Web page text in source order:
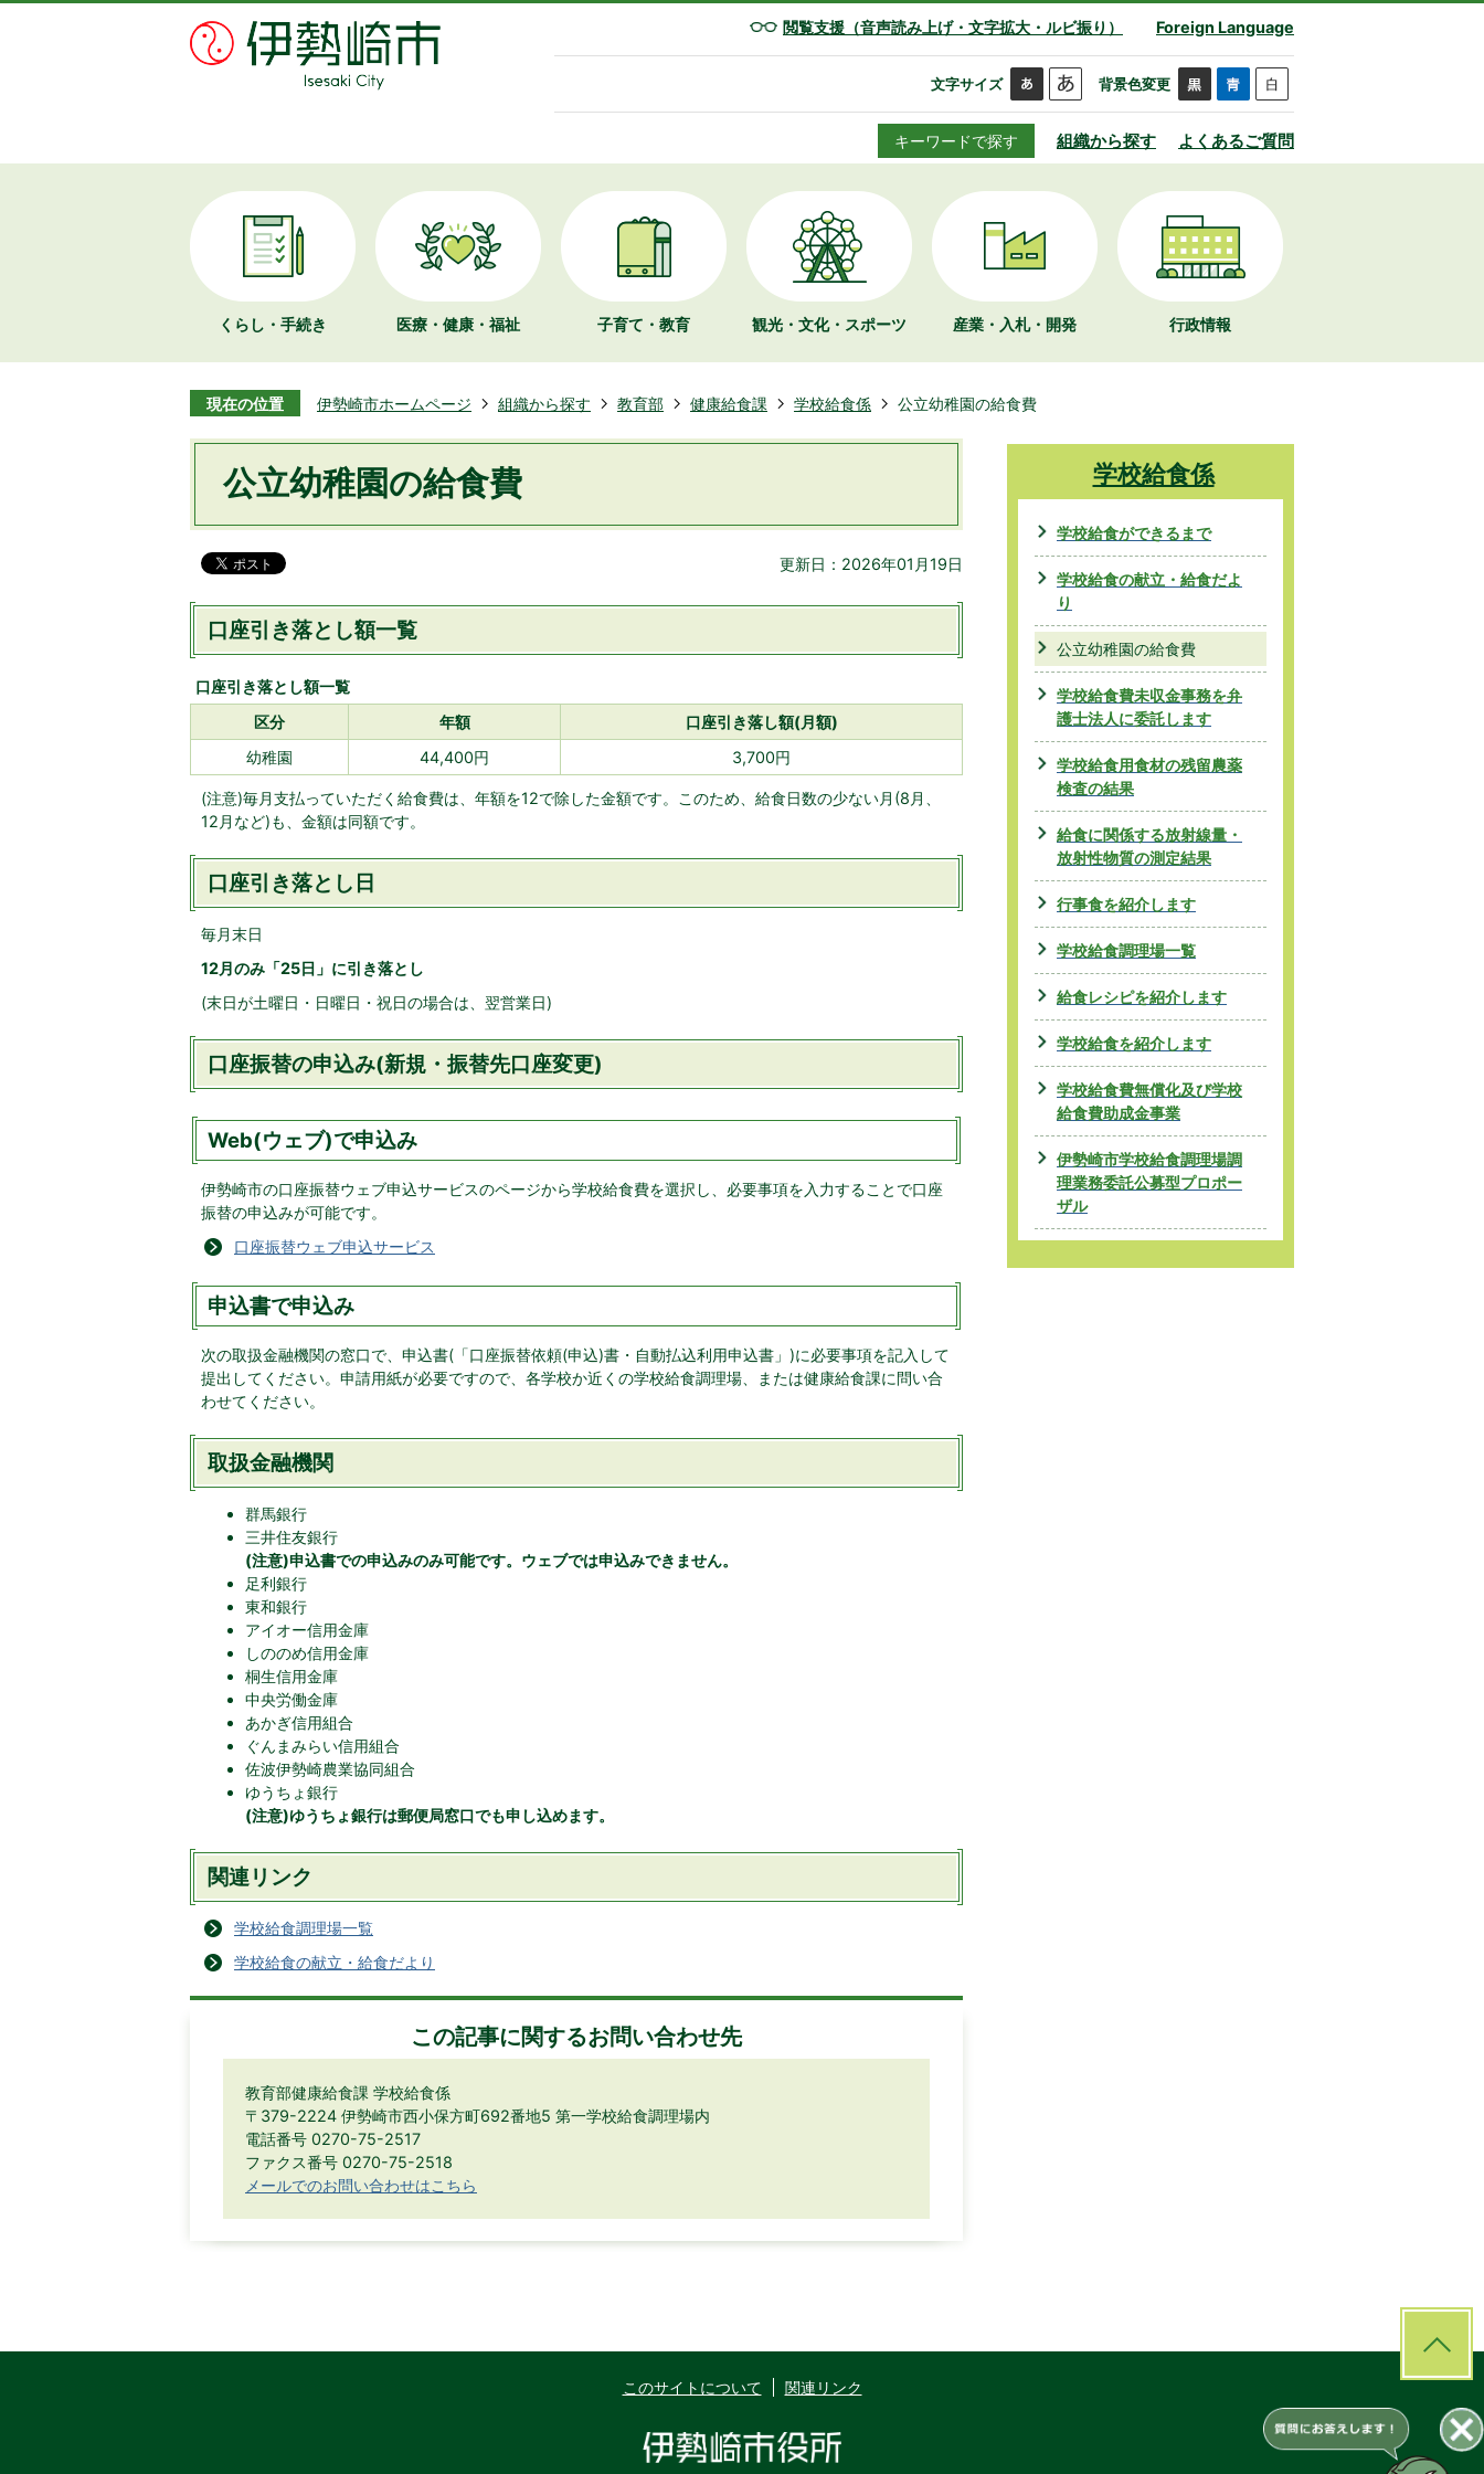
閲覧支援（音声読み上げ・文字拡大・ルビ振り） Foreign Language
文字サイズ 背景色変更
キーワードで探す 組織から探す よくあるご質問
くらし・手続き 医療・健康・福祉 子育て・教育 観光・文化・ スポーツ 産業・入札・開発 行政情報
現在の位置 伊勢崎市ホームページ 組織から探す 教育部 健康給食課 学校給食係 公立幼稚園の給食費
公立幼稚園の給食費
更新日：2026年01月19日
口座引き落とし額一覧
口座引き落とし額一覧
区分
年額
口座引き落し額(月額)
幼稚園
44,400円 3,700円
(注意)毎月支払っていただく給食費は、年額を12で除した金額です。このため、給食日数の少ない月(8月、
12月など)も、金額は同額です。
口座引き落とし日
毎月末日
12月のみ「25日」に引き落とし
(末日が土曜日・日曜日・祝日の場合は、翌営業日)
口座振替の申込み(新規・振替先口座変更)
Web(ウェブ)で申込み
伊勢崎市の口座振替ウェブ申込サービスのページから学校給食費を選択し、必要事項を入力することで口座
振替の申込みが可能です。
口座振替ウェブ申込サービス
申込書で申込み
次の取扱金融機関の窓口で、申込書(「口座振替依頼(申込)書・自動払込利用申込書」)に必要事項を記入して
提出してください。申請用紙が必要ですので、各学校か近くの学校給食調理場、または健康給食課に問い合
わせてください。
取扱金融機関
群馬銀行
三井住友銀行
(注意)申込書での申込みのみ可能です。ウェブでは申込みできません。
足利銀行
東和銀行
アイオー信用金庫
しののめ信用金庫
桐生信用金庫
中央労働金庫
あかぎ信用組合
ぐんまみらい信用組合
佐波伊勢崎農業協同組合
ゆうちょ銀行
(注意)ゆうちょ銀行は郵便局窓口でも申し込めます。
関連リンク
学校給食調理場一覧
学校給食の献立・給食だより
この記事に関するお問い合わせ先
教育部健康給食課 学校給食係
〒379-2224 伊勢崎市西小保方町692番地5 第一学校給食調理場内
電話番号 0270-75-2517
ファクス番号 0270-75-2518
メールでのお問い合わせはこちら
学校給食係
学校給食ができるまで
学校給食の献立・給食だよ
り
公立幼稚園の給食費
学校給食費未収金事務を弁
護士法人に委託します
学校給食用食材の残留農薬
検査の結果
給食に関係する放射線量・
放射性物質の測定結果
行事食を紹介します
学校給食調理場一覧
給食レシピを紹介します
学校給食を紹介します
学校給食費無償化及び学校
給食費助成金事業
伊勢崎市学校給食調理場調
理業務委託公募型プロポー
ザル
このサイトについて 関連リンク